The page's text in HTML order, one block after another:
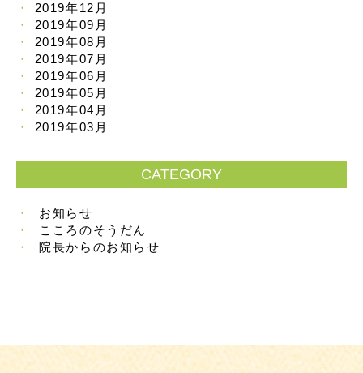
2019年12月
2019年09月
2019年08月
2019年07月
2019年06月
2019年05月
2019年04月
2019年03月
CATEGORY
お知らせ
こころのそうだん
院長からのお知らせ